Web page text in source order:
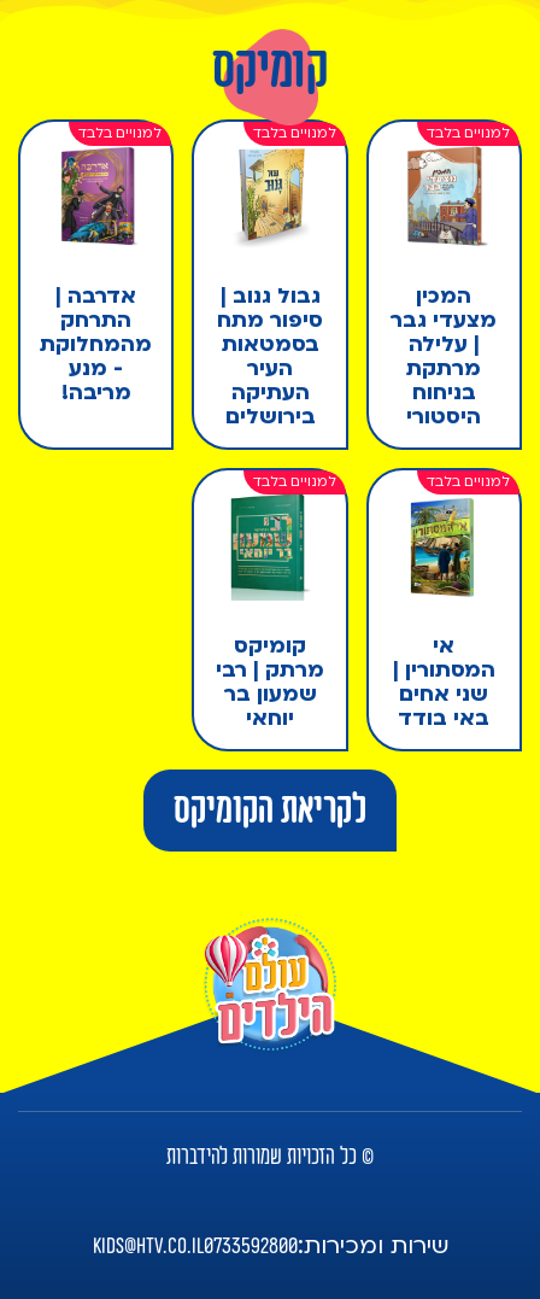
קומיקס
המכין
מצעדי גבר
| עלילה
מרתקת
בניחוח
היסטורי
גבול גנוב |
סיפור מתח
בסמטאות
העיר
העתיקה
בירושלים
אדרבה |
התרחק
מהמחלוקת
- מנע
מריבה!
אי
המסתורין |
שני אחים
באי בודד
קומיקס
מרתק | רבי
שמעון בר
יוחאי
לקריאת הקומיקס
© כל הזכויות שמורות להידברות
שירות ומכירות:0733592800
kids@htv.co.il